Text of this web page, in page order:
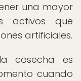
una mayor
activos que
artificiales.
cosecha es
cuando